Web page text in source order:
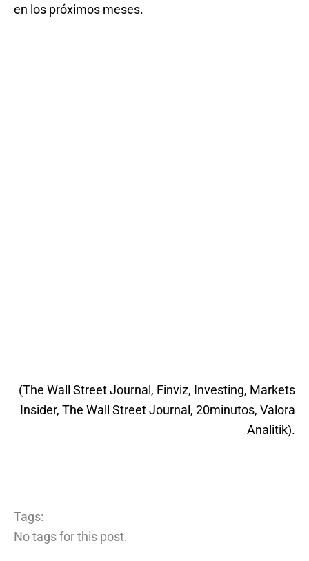
en los próximos meses.
(The Wall Street Journal, Finviz, Investing, Markets
Insider, The Wall Street Journal, 20minutos, Valora
Analitik).
Tags:
No tags for this post.